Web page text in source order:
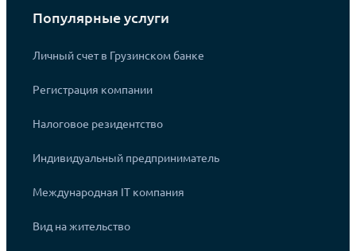
Популярные услуги
Личный счет в Грузинском банке
Регистрация компании
Налоговое резидентство
Индивидуальный предприниматель
Международная IT компания
Вид на жительство